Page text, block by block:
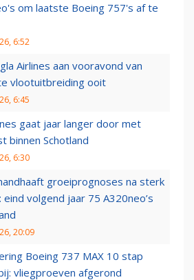
om laatste Boeing 757's af te
6:52
Airlines aan vooravond van
vlootuitbreiding ooit
6:45
gaat jaar langer door met
binnen Schotland
6:30
groeiprognoses na sterk
eind volgend jaar 75 A320neo’s
20:09
Boeing 737 MAX 10 stap
vliegproeven afgerond